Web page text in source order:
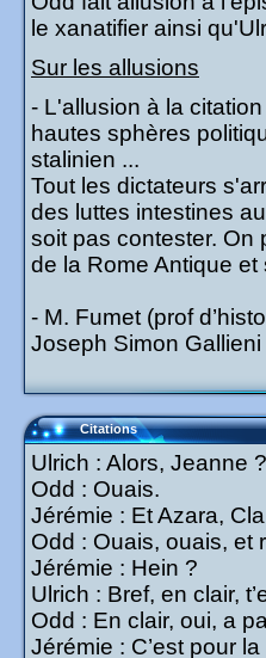
le xanatifier ainsi
Sur les allusions
- L'allusion à la
hautes sphères
stalinien ...
Tout les dictateurs
des luttes intestines
soit pas contester. On
de la Rome Antique
- M. Fumet (prof
Joseph Simon
Citations
Ulrich : Alors, Jeanne ?
Odd : Ouais.
Jérémie : Et Azara,
Odd : Ouais, ouais, et
Jérémie : Hein ?
Ulrich : Bref, en clair,
Odd : En clair, oui, a
Jérémie : C’est pour